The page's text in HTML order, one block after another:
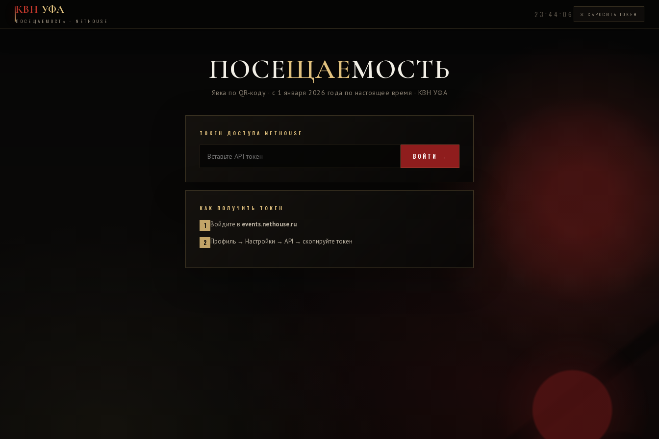
КВН УФА
ПОСЕЩАЕМОСТЬ · NETHOUSE
23:44:06 ✕ СБРОСИТЬ ТОКЕН
ПОСЕЩАЕМОСТЬ
Явка по QR-коду · с 1 января 2026 года по настоящее время · КВН УФА
ТОКЕН ДОСТУПА NETHOUSE
ВОЙТИ →
КАК ПОЛУЧИТЬ ТОКЕН
1 Войдите в events.nethouse.ru
2 Профиль → Настройки → API → скопируйте токен